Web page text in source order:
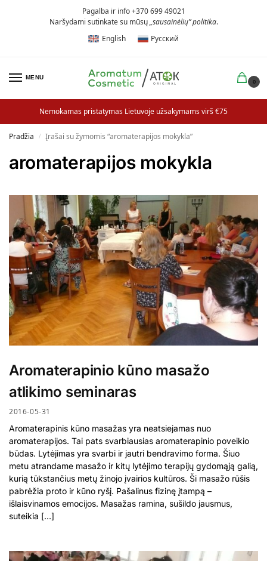
Pagalba ir info +370 699 49021
Naršydami sutinkate su mūsų„sausainėlių” politika.
English
Русский
MENU
0
Nemokamas pristatymas Lietuvoje užsakymams virš €75
Pradžia / Įrašai su žymomis “aromaterapijos mokykla”
aromaterapijos mokykla
Aromaterapinio kūno masažo
atlikimo seminaras
2016-05-31
Aromaterapinis kūno masažas yra neatsiejamas nuo
aromaterapijos. Tai pats svarbiausias aromaterapinio poveikio
būdas. Lytėjimas yra svarbi ir jautri bendravimo forma. Šiuo
metu atrandame masažo ir kitų lytėjimo terapijų gydomąją galią,
kurią tūkstančius metų žinojo įvairios kultūros. Ši masažo rūšis
pabrėžia proto ir kūno ryšį. Pašalinus fizinę įtampą –
išlaisvinamos emocijos. Masažas ramina, sušildo jausmus,
suteikia […]